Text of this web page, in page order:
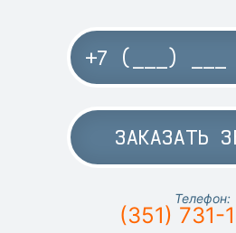
ЗАКАЗАТЬ
Телефон:
(351) 731-